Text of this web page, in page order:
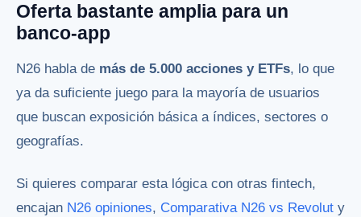
Oferta bastante amplia para un
banco-app
N26 habla de más de 5.000 acciones y ETFs, lo que
ya da suficiente juego para la mayoría de usuarios
que buscan exposición básica a índices, sectores o
geografías.
Si quieres comparar esta lógica con otras fintech,
encajan N26 opiniones, Comparativa N26 vs Revolut y